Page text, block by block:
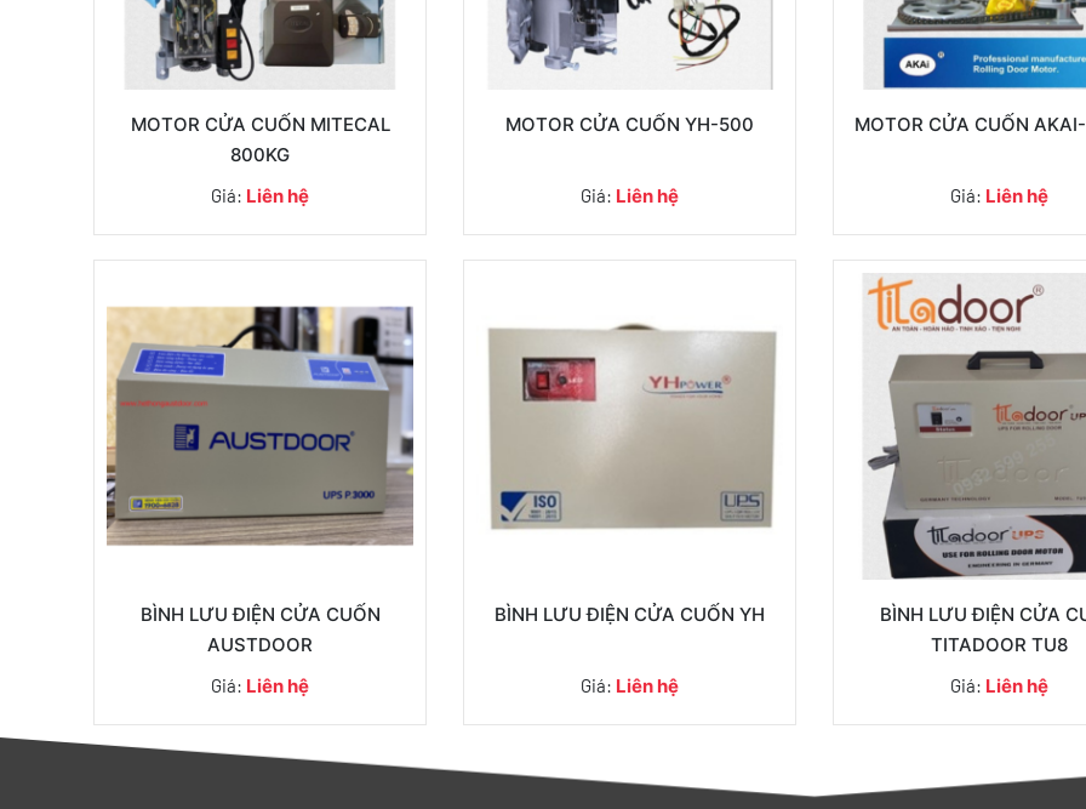
MOTOR CỬA CUỐN MITECAL
800KG
Giá: Liên hệ
MOTOR CỬA CUỐN YH-500
Giá: Liên hệ
MOTOR CỬA CUỐN
Giá: Liên hệ
BÌNH LƯU ĐIỆN CỬA CUỐN
AUSTDOOR
Giá: Liên hệ
BÌNH LƯU ĐIỆN CỬA CUỐN YH
Giá: Liên hệ
BÌNH LƯU ĐIỆN CỬA
TITADOOR TU8
Giá: Liên hệ